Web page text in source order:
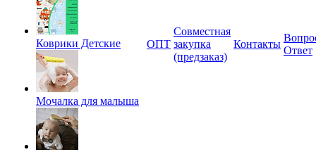
Коврики Детские
Мочалка для малыша
ОПТ
Совместная
закупка
(предзаказ)
Контакты
Ответ